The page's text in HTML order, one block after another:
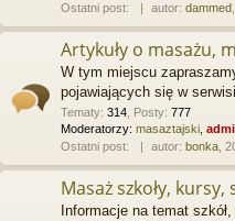
Ostatni post:
autor: dammed
Artykuły o masażu,
W tym miejscu
pojawiających się w
Tematy: 314 Posty: 777
Moderatorzy: masaztajski
Ostatni post:
autor: bonka ,
Masaż szkoły, kursy,
Informacje na temat